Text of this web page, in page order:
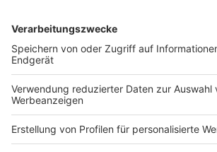
DEINE GEMERKTEN ARTIKEL
Du hast dir noch keine Artikel gemerkt
Markiere sie hierfür mit einem